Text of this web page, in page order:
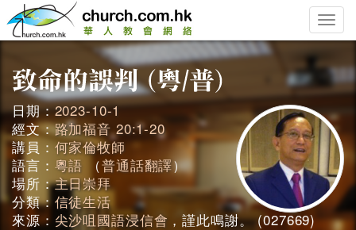
Toggle
日期：2023-10-1
經文：路加福音 20:1-20
講員：何家倫牧師
語言： 粵語 （普通話翻譯）
場所：主日崇拜
分類： 信徒生活
來源： 尖沙咀國語浸信會 ，謹此鳴謝。 (027669)